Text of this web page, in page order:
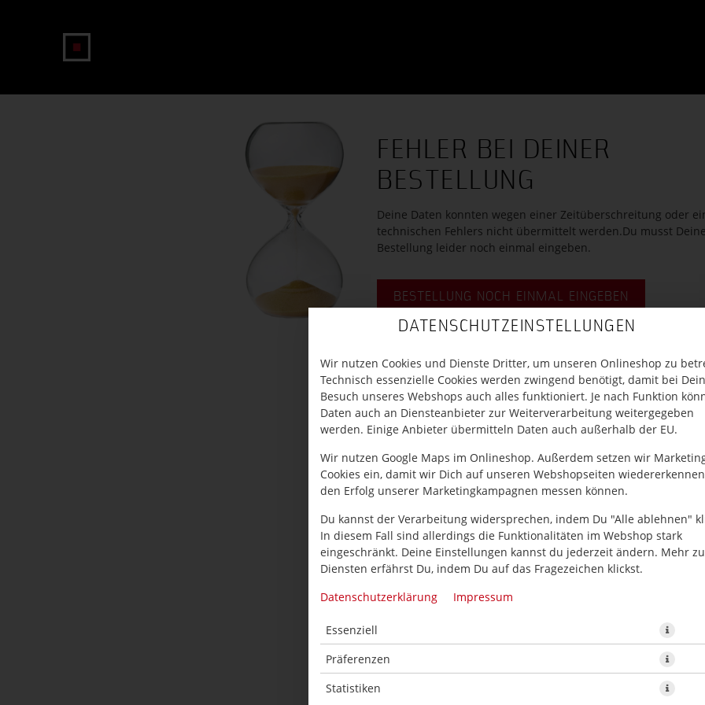
DATENSCHUTZEINSTELLUNGEN
Wir nutzen Cookies und Dienste Dritter, um unseren Onlineshop zu
Technisch essenzielle Cookies werden zwingend benötigt, damit bei
Besuch unseres Webshops auch alles funktioniert. Je nach Funktion
Daten auch an Diensteanbieter zur Weiterverarbeitung weitergegeben
werden. Einige Anbieter übermitteln Daten auch außerhalb der EU.
Wir nutzen Google Maps im Onlineshop. Außerdem setzen wir
Cookies ein, damit wir Dich auf unseren Webshopseiten
den Erfolg unserer Marketingkampagnen messen können.
Du kannst der Verarbeitung widersprechen, indem Du "Alle ablehnen"
In diesem Fall sind allerdings die Funktionalitäten im Webshop stark
eingeschränkt. Deine Einstellungen kannst du jederzeit ändern. Mehr
Diensten erfährst Du, indem Du auf das Fragezeichen klickst.
Datenschutzerklärung
Impressum
Essenziell
Präferenzen
Statistiken
FEHLER BEI DEINER
BESTELLUNG
Deine Daten konnten wegen einer Zeitüberschreitung oder
technischen Fehlers nicht übermittelt werden.Du musst Deine
Bestellung leider noch einmal eingeben.
BESTELLUNG NOCH EINMAL EINGEBEN